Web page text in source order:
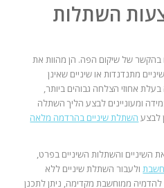
השתלות
בהקשר של שיקום הפה. הן מהוות את
מתנדנדות או שיניים שאינן
אחוזי הצלחה גבוהים ביותר,
ומעוניינים לבצע הליך השתלה
לבצע השתלת שיניים בהרדמה מלאה
השיניים והשתלות השיניים בפרט,
ולעבור השתלת שיניים ללא
ממוחשבת מקדימה, ניתן לתכנן